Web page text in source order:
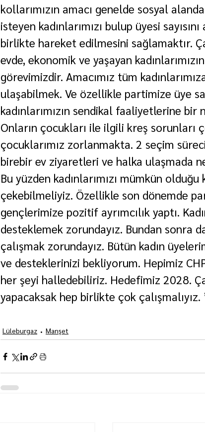
kollarımızın amacı genelde sosyal
isteyen kadınlarımızı bulup üyesi
birlikte hareket edilmesini sağlamaktır.
evde, ekonomik ve yaşayan
görevimizdir. Amacımız tüm
ulaşabilmek. Ve özellikle partimize üye
kadınlarımızın sendikal faaliyetlerine
Onların çocukları ile ilgili kreş sorunları
çocuklarımız zorlanmakta. 2 seçim
birebir ev ziyaretleri ve halka ulaşmada
Bu yüzden kadınlarımızı mümkün
çekebilmeliyiz. Özellikle son dönemde
gençlerimize pozitif ayrımcılık yaptı.
desteklemek zorundayız. Bundan sonra
çalışmak zorundayız. Bütün kadın
ve desteklerinizi bekliyorum. Hepimiz
her şeyi halledebiliriz. Hedefimiz 2028.
yapacaksak hep birlikte çok çalışmalıyız.
Lüleburgaz Manşet